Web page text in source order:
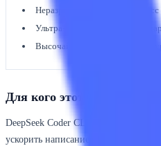
Неразрывный рабочий процесс
Ультра-низкие затраты
Высочайшее качество кода на
Для кого этот инструмент?
DeepSeek Coder CLI станет
ускорить написание бойлерплейта